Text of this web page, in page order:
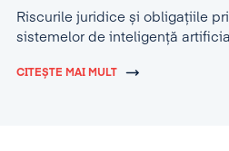
Riscurile juridice și obligațiile
sistemelor de inteligență
CITEȘTE MAI MULT